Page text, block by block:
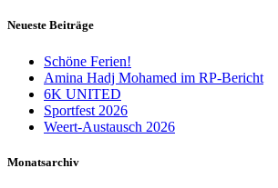
Neueste Beiträge
Schöne Ferien!
Amina Hadj Mohamed im RP-Bericht
6K UNITED
Sportfest 2026
Weert-Austausch 2026
Monatsarchiv